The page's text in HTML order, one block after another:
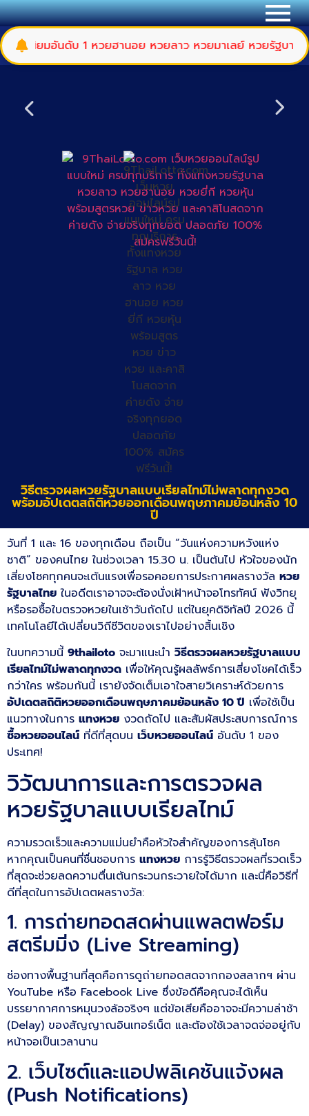
หวยฮานอย หวยลาว หวยมาเลย์ หวยรัฐบาล หวยยี่กี่ รอบ
วิธีตรวจผลหวยรัฐบาลแบบเรียลไทม์ไม่พลาดทุกงวด
พร้อมอัปเดตสถิติหวยออกเดือนพฤษภาคมย้อนหลัง 10
ปี
วันที่ 1 และ 16 ของทุกเดือน ถือเป็น “วันแห่งความหวังแห่ง
ชาติ” ของคนไทย ในช่วงเวลา 15.30 น. เป็นต้นไป หัวใจของนัก
เสี่ยงโชคทุกคนจะเต้นแรงเพื่อรอคอยการประกาศผลรางวัล หวย
รัฐบาลไทย ในอดีตเราอาจจะต้องนั่งเฝ้าหน้าจอโทรทัศน์ ฟังวิทยุ
หรือรอซื้อใบตรวจหวยในเช้าวันถัดไป แต่ในยุคดิจิทัลปี 2026 นี้
เทคโนโลยีได้เปลี่ยนวิถีชีวิตของเราไปอย่างสิ้นเชิง
ในบทความนี้ 9thailoto จะมาแนะนำ วิธีตรวจผลหวยรัฐบาลแบบ
เรียลไทม์ไม่พลาดทุกงวด เพื่อให้คุณรู้ผลลัพธ์การเสี่ยงโชคได้เร็ว
กว่าใคร พร้อมกันนี้ เรายังจัดเต็มเอาใจสายวิเคราะห์ด้วยการ
อัปเดตสถิติหวยออกเดือนพฤษภาคมย้อนหลัง 10 ปี เพื่อใช้เป็น
แนวทางในการ แทงหวย งวดถัดไป และสัมผัสประสบการณ์การ
ซื้อหวยออนไลน์ ที่ดีที่สุดบน เว็บหวยออนไลน์ อันดับ 1 ของ
ประเทศ!
วิวัฒนาการและการตรวจผล
หวยรัฐบาลแบบเรียลไทม์
ความรวดเร็วและความแม่นยำคือหัวใจสำคัญของการลุ้นโชค
หากคุณเป็นคนที่ชื่นชอบการ แทงหวย การรู้วิธีตรวจผลที่รวดเร็ว
ที่สุดจะช่วยลดความตื่นเต้นกระวนกระวายใจได้มาก และนี่คือวิธีที่
ดีที่สุดในการอัปเดตผลรางวัล:
1. การถ่ายทอดสดผ่านแพลตฟอร์ม
สตรีมมิ่ง (Live Streaming)
ช่องทางพื้นฐานที่สุดคือการดูถ่ายทอดสดจากกองสลากฯ ผ่าน
YouTube หรือ Facebook Live ซึ่งข้อดีคือคุณจะได้เห็น
บรรยากาศการหมุนวงล้อจริงๆ แต่ข้อเสียคืออาจจะมีความล่าช้า
(Delay) ของสัญญาณอินเทอร์เน็ต และต้องใช้เวลาจดจ่ออยู่กับ
หน้าจอเป็นเวลานาน
2. เว็บไซต์และแอปพลิเคชันแจ้งผล
(Push Notifications)